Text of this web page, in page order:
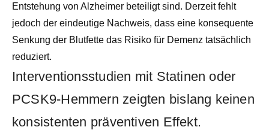
Entstehung von Alzheimer beteiligt sind. Derzeit fehlt
jedoch der eindeutige Nachweis, dass eine konsequente
Senkung der Blutfette das Risiko für Demenz tatsächlich
reduziert.
Interventionsstudien mit Statinen oder
PCSK9-Hemmern zeigten bislang keinen
konsistenten präventiven Effekt.